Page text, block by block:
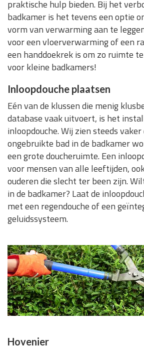
praktische hulp bieden. Bij het
badkamer is het tevens een optie
vorm van verwarming aan te
voor een vloerverwarming of een
een handdoekrek is om zo ruimte
voor kleine badkamers!
Inloopdouche plaatsen
Eén van de klussen die menig
database vaak uitvoert, is het
inloopdouche. Wij zien steeds
ongebruikte bad in de badkamer
een grote doucheruimte. Een
voor mensen van alle leeftijden,
ouderen die slecht ter been zijn.
in de badkamer? Laat de
met een regendouche of een
geluidssysteem.
Hovenier